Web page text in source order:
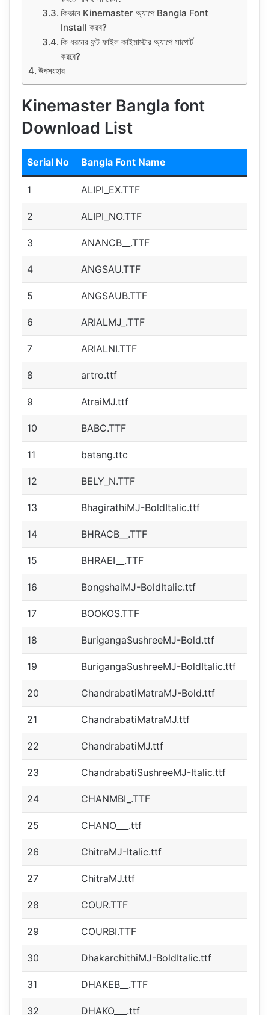
কিভাবে Kinemaster অ্যাপে Bangla Font
Install করব?
কি ধরনের ফন্ট ফাইল কাইমাস্টার অ্যাপে সাপোর্ট
করবে?
উপসংহার
Kinemaster Bangla font
Download List
Serial No Bangla Font Name
1 ALIPI_EX.TTF
2 ALIPI_NO.TTF
3 ANANCB__.TTF
4 ANGSAU.TTF
5 ANGSAUB.TTF
6 ARIALMJ_.TTF
7 ARIALNI.TTF
8 artro.ttf
9 AtraiMJ.ttf
10 BABC.TTF
11 batang.ttc
12 BELY_N.TTF
13 BhagirathiMJ-BoldItalic.ttf
14 BHRACB__.TTF
15 BHRAEI__.TTF
16 BongshaiMJ-BoldItalic.ttf
17 BOOKOS.TTF
18 BurigangaSushreeMJ-Bold.ttf
19 BurigangaSushreeMJ-BoldItalic.ttf
20 ChandrabatiMatraMJ-Bold.ttf
21 ChandrabatiMatraMJ.ttf
22 ChandrabatiMJ.ttf
23 ChandrabatiSushreeMJ-Italic.ttf
24 CHANMBI_.TTF
25 CHANO___.ttf
26 ChitraMJ-Italic.ttf
27 ChitraMJ.ttf
28 COUR.TTF
29 COURBI.TTF
30 DhakarchithiMJ-BoldItalic.ttf
31 DHAKEB__.TTF
32 DHAKO___.ttf